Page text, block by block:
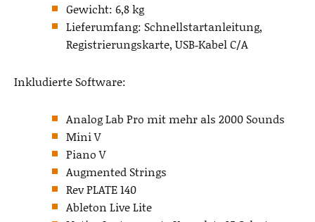
Gewicht: 6,8 kg
Lieferumfang: Schnellstartanleitung,
Registrierungskarte, USB‑Kabel C/A
Inkludierte Software:
Analog Lab Pro mit mehr als 2000 Sounds
Mini V
Piano V
Augmented Strings
Rev PLATE 140
Ableton Live Lite